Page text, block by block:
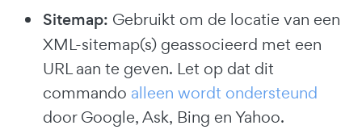
Sitemap: Gebruikt om de locatie van een
XML-sitemap(s) geassocieerd met een
URL aan te geven. Let op dat dit
commando alleen wordt ondersteund
door Google, Ask, Bing en Yahoo.